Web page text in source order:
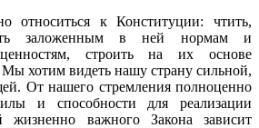
к Конституции: чтить,
заложенным в ней нормам и
строить на их основе
Мы хотим видеть нашу страну сильной,
От нашего стремления полноценно
и способности для реализации
жизненно важного Закона зависит